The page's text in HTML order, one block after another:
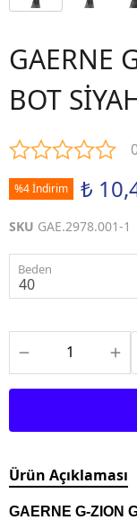
GAERNE
BOT
%4 İndirim ₺
SKU GAE.2978.001-1
Beden
Ürün Açıklaması
GAERNE G-ZION